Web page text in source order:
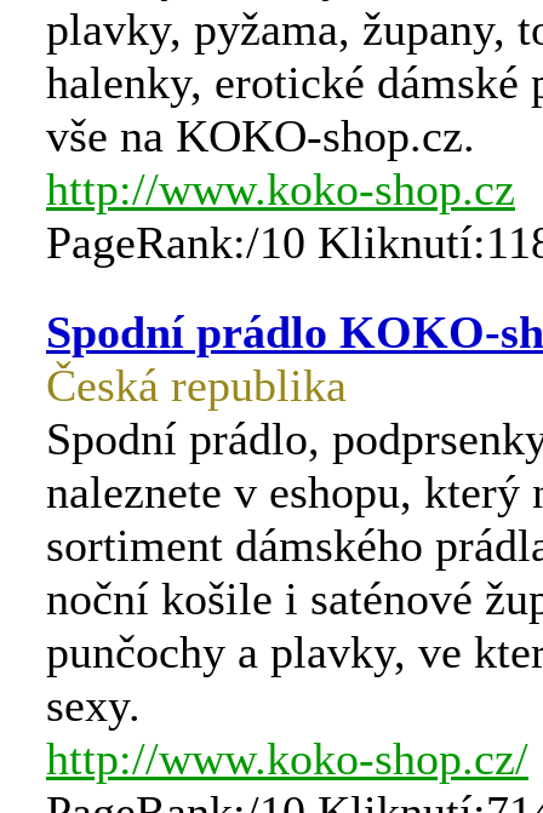
plavky, pyžama, župany,
halenky, erotické dámské
vše na KOKO-shop.cz.
http://www.koko-shop.cz
PageRank:/10
Spodní prádlo KOKO-
Česká republika
Spodní prádlo,
naleznete v eshopu,
sortiment dámského
noční košile i saténové
punčochy a plavky, ve
sexy.
http://www.koko-shop.cz/